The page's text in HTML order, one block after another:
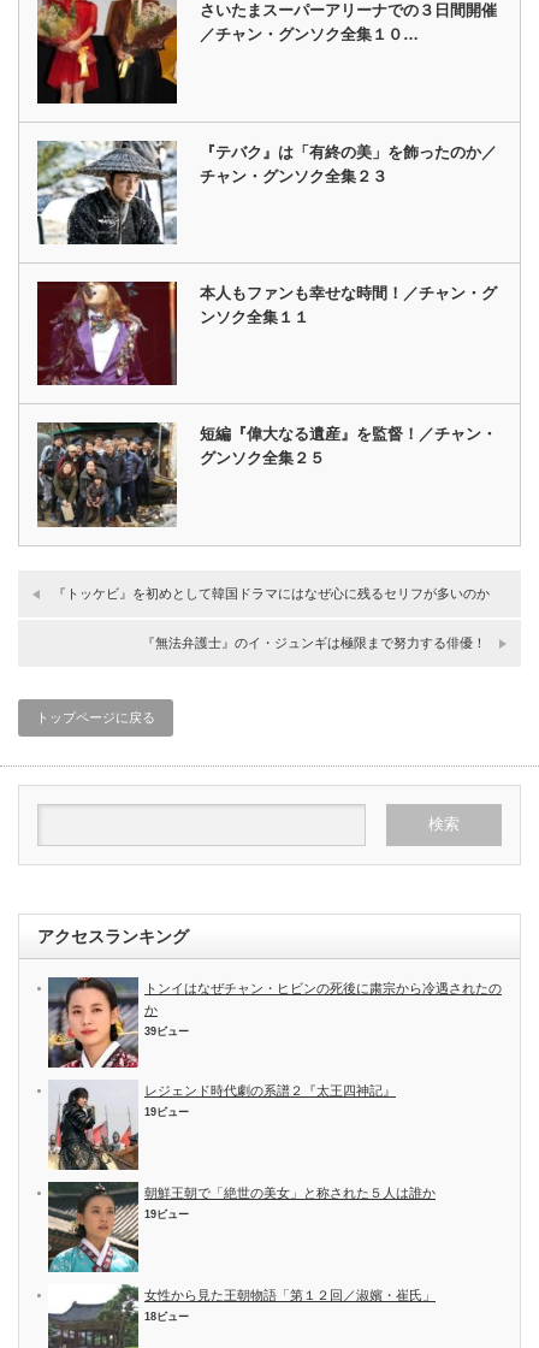
さいたまスーパーアリーナでの３日間開催
／チャン・グンソク全集１０…
『テバク』は「有終の美」を飾ったのか／
チャン・グンソク全集２３
本人もファンも幸せな時間！／チャン・グ
ンソク全集１１
短編『偉大なる遺産』を監督！／チャン・
グンソク全集２５
『トッケビ』を初めとして韓国ドラマにはなぜ心に残るセリフが多いのか
『無法弁護士』のイ・ジュンギは極限まで努力する俳優！
トップページに戻る
アクセスランキング
トンイはなぜチャン・ヒビンの死後に粛宗から冷遇されたの
か
39ビュー
レジェンド時代劇の系譜２『太王四神記』
19ビュー
朝鮮王朝で「絶世の美女」と称された５人は誰か
19ビュー
女性から見た王朝物語「第１２回／淑嬪・崔氏」
18ビュー